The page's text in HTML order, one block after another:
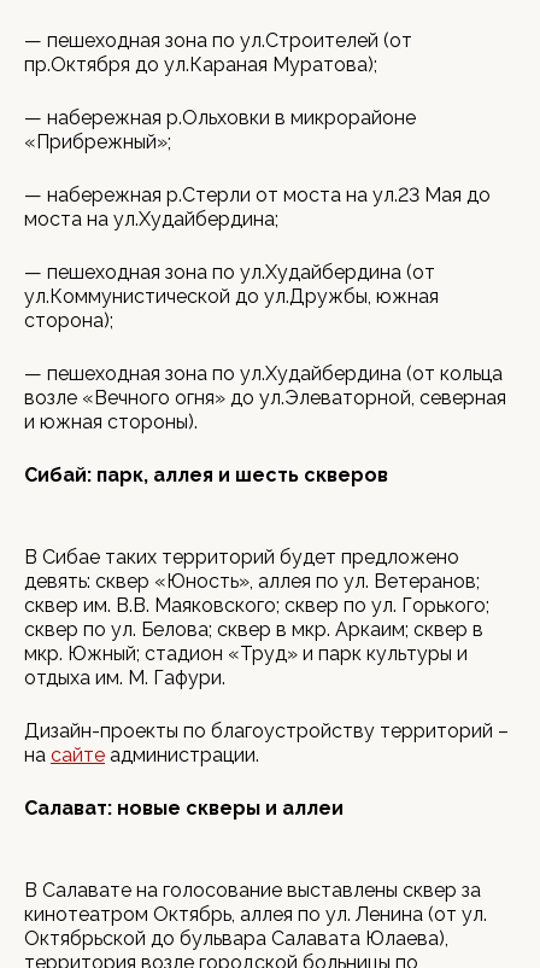
— пешеходная зона по ул.Строителей (от
пр.Октября до ул.Караная Муратова);
— набережная р.Ольховки в микрорайоне
«Прибрежный»;
— набережная р.Стерли от моста на ул.23 Мая до
моста на ул.Худайбердина;
— пешеходная зона по ул.Худайбердина (от
ул.Коммунистической до ул.Дружбы, южная
сторона);
— пешеходная зона по ул.Худайбердина (от кольца
возле «Вечного огня» до ул.Элеваторной, северная
и южная стороны).
Сибай: парк, аллея и шесть скверов
В Сибае таких территорий будет предложено
девять: сквер «Юность», аллея по ул. Ветеранов;
сквер им. В.В. Маяковского; сквер по ул. Горького;
сквер по ул. Белова; сквер в мкр. Аркаим; сквер в
мкр. Южный; стадион «Труд» и парк культуры и
отдыха им. М. Гафури.
Дизайн-проекты по благоустройству территорий –
на сайте администрации.
Салават: новые скверы и аллеи
В Салавате на голосование выставлены сквер за
кинотеатром Октябрь, аллея по ул. Ленина (от ул.
Октябрьской до бульвара Салавата Юлаева),
территория возле городской больницы по